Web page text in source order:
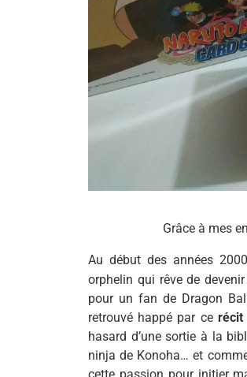
Grâce à mes
Au début des années
orphelin qui rêve de
pour un fan de Dragon
retrouvé happé par ce récit
hasard d’une sortie à la
ninja de Konoha… et